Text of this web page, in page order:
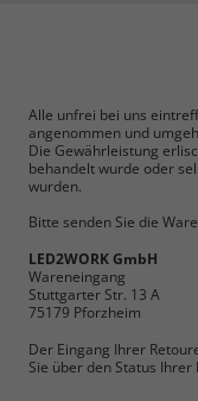
Alle unfrei bei uns
angenommen und
Die Gewährleistung
behandelt wurde oder
wurden.
Bitte senden Sie die Ware
LED2WORK GmbH
Wareneingang
Stuttgarter Str. 13 A
75179 Pforzheim
Der Eingang Ihrer
Sie über den Status